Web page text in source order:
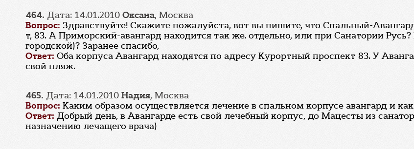
464. Дата: 14.01.2010 Оксана, Москва
Вопрос: Здравствуйте! Скажите пожалуйста, вот вы пишите, что Спальный-
т, 83. А Приморский-авангард находится так же. отдельно, или при Санатории
городской)? Заранее спасибо,
Ответ: Оба корпуса Авангард находятся по адресу Курортный проспект 83. У
свой пляж.
465. Дата: 14.01.2010 Надия, Москва
Вопрос: Каким образом осуществляется лечение в спальном корпусе авангард и
Ответ: Добрый день, в Авангарде есть свой лечебный корпус, до Мацесты из
назначению лечащего врача)